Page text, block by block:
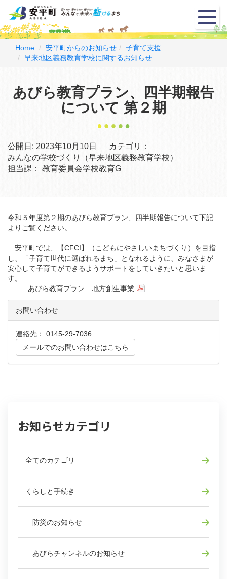
メ
ニ
ュ
Home 安平町からのお知らせ
子育て支援
早来地区義務教育学校に関するお知らせ
あびら教育プラン、四半期報告
について 第２期
公開日: 2023年10月10日
カテゴリ：
みんなの学校づくり（早来地区義務教育学校）
担当課：
教育委員会学校教育G
令和５年度第２期のあびら教育プラン、四半期報告について下記
よりご覧ください。
安平町では、【CFCI】（こどもにやさしいまちづくり）を目指
し、「子育て世代に選ばれるまち」となれるように、みなさまが
安心して子育てができるようサポートをしていきたいと思いま
す。
あびら教育プラン＿地方創生事業
お問い合わせ
連絡先： 0145-29-7036
メールでのお問い合わせはこちら
お知らせカテゴリ
全てのカテゴリ
くらしと手続き
防災のお知らせ
あびらチャンネルのお知らせ